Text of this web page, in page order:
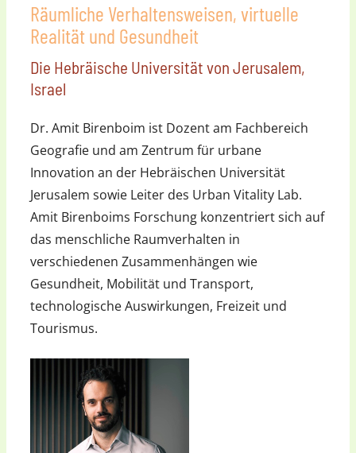
Räumliche Verhaltensweisen, virtuelle
Realität und Gesundheit
Die Hebräische Universität von Jerusalem,
Israel
Dr. Amit Birenboim ist Dozent am Fachbereich
Geografie und am Zentrum für urbane
Innovation an der Hebräischen Universität
Jerusalem sowie Leiter des Urban Vitality Lab.
Amit Birenboims Forschung konzentriert sich auf
das menschliche Raumverhalten in
verschiedenen Zusammenhängen wie
Gesundheit, Mobilität und Transport,
technologische Auswirkungen, Freizeit und
Tourismus.